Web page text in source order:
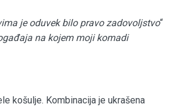
je oduvek bilo pravo zadovoljstvo“
na kojem moji komadi
košulje. Kombinacija je ukrašena